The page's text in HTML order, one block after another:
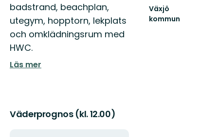
badstrand, beachplan,
utegym, hopptorn, lekplats
och omklädningsrum med
HWC.
Läs mer
Väderprognos (kl. 12.00)
Växjö
kommun